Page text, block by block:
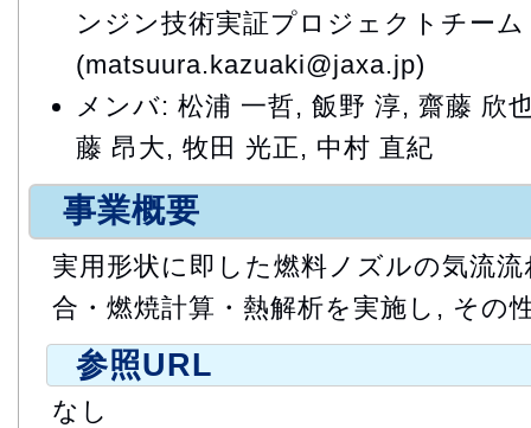
ンジン技術実証プロジェクトチー
(matsuura.kazuaki@jaxa.jp)
メンバ: 松浦 一哲, 飯野 淳, 齋藤 欣
藤 昂大, 牧田 光正, 中村 直紀
事業概要
実用形状に即した燃料ノズルの気流
合・燃焼計算・熱解析を実施し, その
参照URL
なし